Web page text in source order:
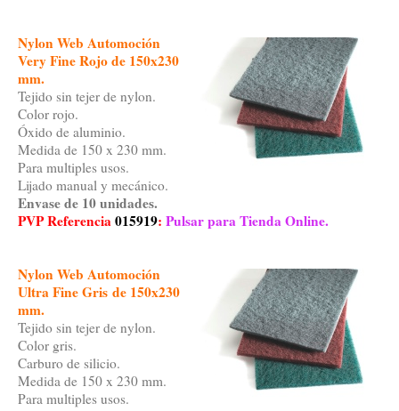
Nylon Web Automoción
Very Fine Rojo de 150x230
mm.
Tejido sin tejer de nylon.
Color rojo.
Óxido de aluminio.
Medida de 150 x 230 mm.
Para multiples usos.
Lijado manual y mecánico.
Envase de 10 unidades.
PVP Referencia015919: Pulsar para Tienda Online.
Nylon Web Automoción
Ultra Fine Gris de 150x230
mm.
Tejido sin tejer de nylon.
Color gris.
Carburo de silicio.
Medida de 150 x 230 mm.
Para multiples usos.